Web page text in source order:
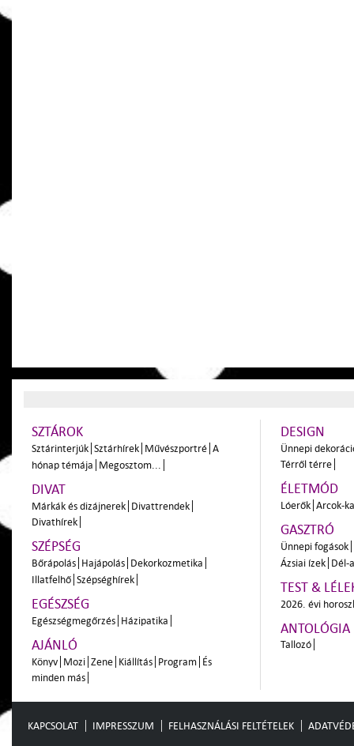
SZTÁROK
Sztárinterjúk Sztárhírek Művészportré A
hónap témája Megosztom...
DIVAT
Márkák és dizájnerek Divattrendek
Divathírek
SZÉPSÉG
Bőrápolás Hajápolás Dekorkozmetika
Illatfelhő Szépséghírek
EGÉSZSÉG
Egészségmegőrzés Házipatika
AJÁNLÓ
Könyv Mozi Zene Kiállítás Program És
minden más
DESIGN
Ünnepi
Térről térre
ÉLETMÓD
Lóerők Arcok-
GASZTRÓ
Ünnepi fogások
Ázsiai ízek Dél-
TEST &
2026. évi
ANTOLÓGIA
Tallozó
KAPCSOLAT IMPRESSZUM FELHASZNÁLÁSI FELTÉTELEK